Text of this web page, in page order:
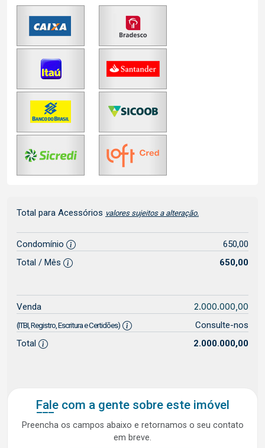
Total para Acessórios valores sujeitos a alteração.
Condomínio
650,00
Total / Mês
650,00
Venda 2.000.000,00
(ITBI, Registro, Escritura e Certidões)
Consulte-nos
Total
2.000.000,00
Fale com a gente sobre este imóvel
Preencha os campos abaixo e retornamos o seu contato
em breve.